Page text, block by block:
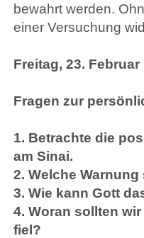
bewahrt werden.
einer Versuchung
Freitag, 23. Februar
Fragen zur
1. Betrachte die
am Sinai.
2. Welche
3. Wie kann Gott
4. Woran sollten
fiel?